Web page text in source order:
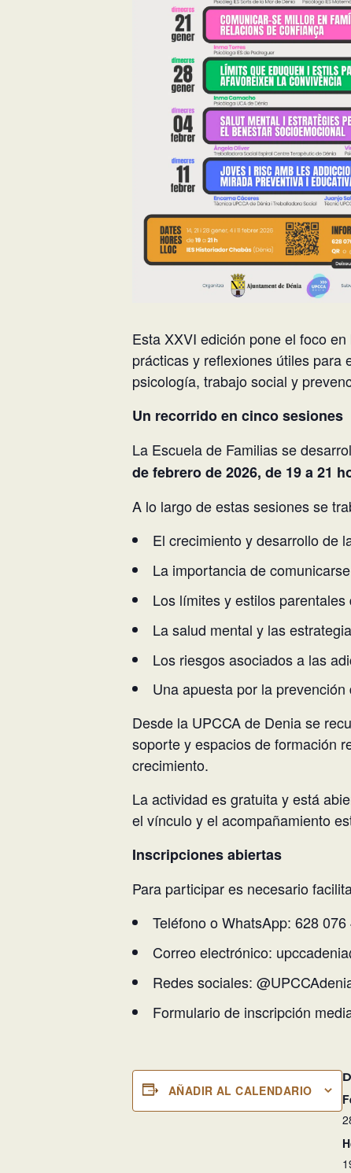
Esta XXVI edición pone el foco
prácticas y reflexiones útiles para
psicología, trabajo social y
Un recorrido en cinco sesiones
La Escuela de Familias se
de febrero de 2026, de 19 a 21
A lo largo de estas sesiones se
El crecimiento y desarrollo de
La importancia de
Los límites y estilos
La salud mental y las
Los riesgos asociados a las
Una apuesta por la prevención
Desde la UPCCA de Denia se
soporte y espacios de formación
crecimiento.
La actividad es gratuita y está
el vínculo y el acompañamiento
Inscripciones abiertas
Para participar es necesario
Teléfono o WhatsApp: 628 076
Correo electrónico:
Redes sociales:
Formulario de inscripción
AÑADIR AL CALENDARIO